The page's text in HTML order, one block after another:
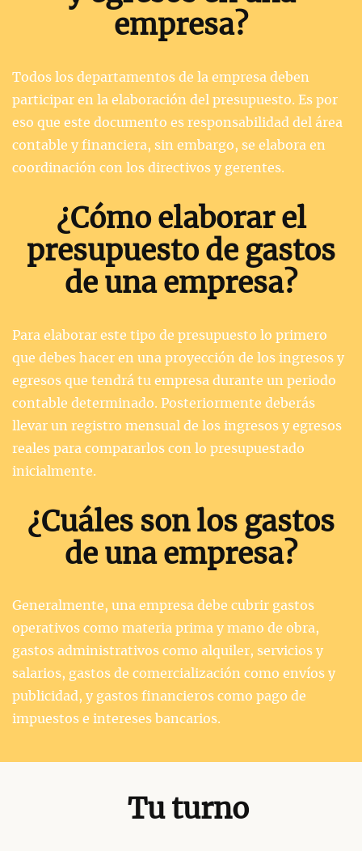
empresa?
Todos los departamentos de la empresa deben
participar en la elaboración del presupuesto. Es por
eso que este documento es responsabilidad del área
contable y financiera, sin embargo, se elabora en
coordinación con los directivos y gerentes.
¿Cómo elaborar el
presupuesto de gastos
de una empresa?
Para elaborar este tipo de presupuesto lo primero
que debes hacer en una proyección de los ingresos y
egresos que tendrá tu empresa durante un periodo
contable determinado. Posteriormente deberás
llevar un registro mensual de los ingresos y egresos
reales para compararlos con lo presupuestado
inicialmente.
¿Cuáles son los gastos
de una empresa?
Generalmente, una empresa debe cubrir gastos
operativos como materia prima y mano de obra,
gastos administrativos como alquiler, servicios y
salarios, gastos de comercialización como envíos y
publicidad, y gastos financieros como pago de
impuestos e intereses bancarios.
Tu turno